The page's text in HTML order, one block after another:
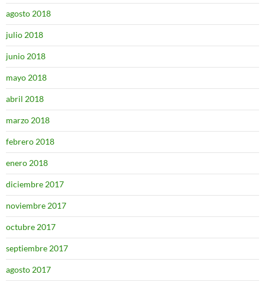
agosto 2018
julio 2018
junio 2018
mayo 2018
abril 2018
marzo 2018
febrero 2018
enero 2018
diciembre 2017
noviembre 2017
octubre 2017
septiembre 2017
agosto 2017